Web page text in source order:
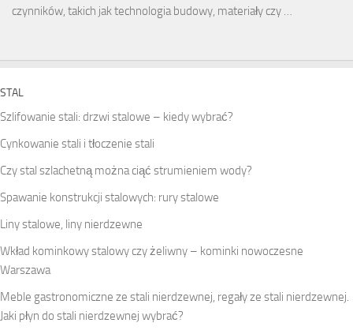
czynników, takich jak technologia budowy, materiały czy …
STAL
Szlifowanie stali: drzwi stalowe – kiedy wybrać?
Cynkowanie stali i tłoczenie stali
Czy stal szlachetną można ciąć strumieniem wody?
Spawanie konstrukcji stalowych: rury stalowe
Liny stalowe, liny nierdzewne
Wkład kominkowy stalowy czy żeliwny – kominki nowoczesne
Warszawa
Meble gastronomiczne ze stali nierdzewnej, regały ze stali nierdzewnej.
Jaki płyn do stali nierdzewnej wybrać?